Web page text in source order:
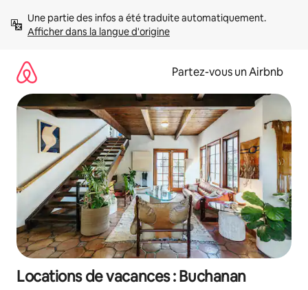
directement
Afficher dans la langue d'origine
Partez-vous un Airbnb
Locations de vacances : Buchanan